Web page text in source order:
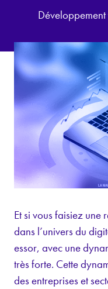
Et si vous faisiez
dans l’univers du
essor, avec une
très forte. Cette
des entreprises et